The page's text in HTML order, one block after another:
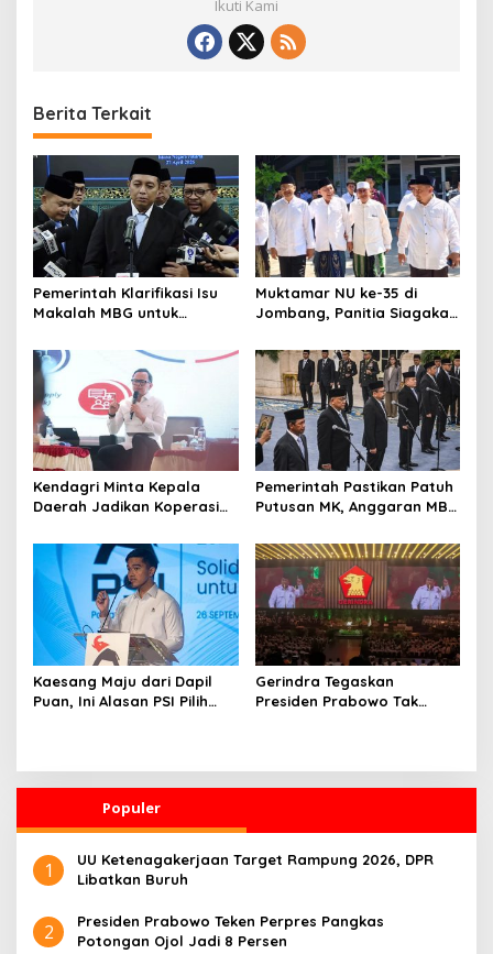
Ikuti Kami
Berita Terkait
Pemerintah Klarifikasi Isu
Makalah MBG untuk
Perdamaian 2026
Muktamar NU ke-35 di
Jombang, Panitia Siagakan
Kendagri Minta Kepala
Daerah Jadikan Koperasi
Ekonomi Desa
Pemerintah Pastikan Patuh
Putusan MK, Anggaran MBG
Pendidikan
Kaesang Maju dari Dapil
Puan, Ini Alasan PSI Pilih
Gerindra Tegaskan
Presiden Prabowo Tak
Populer
1
UU Ketenagakerjaan Target Rampung 2026, DPR
Libatkan Buruh
2
Presiden Prabowo Teken Perpres Pangkas
Potongan Ojol Jadi 8 Persen